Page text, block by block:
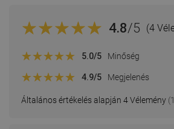
4.8/5 (4
Általános értékelés alapján 4 Vélemény
5.0/5 Minőség
4.9/5 Megjelenés